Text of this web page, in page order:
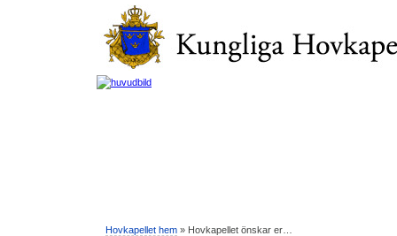
Hovkapellet hem » Hovkapellet önskar er…